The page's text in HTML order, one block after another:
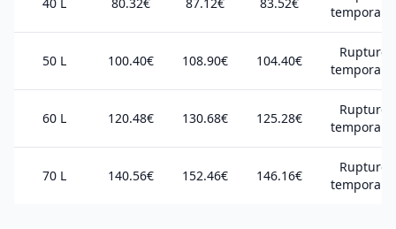
temporaire
50 L 100.40€ 108.90€ 104.40€
Rupture
temporaire
60 L 120.48€ 130.68€ 125.28€
Rupture
temporaire
70 L 140.56€ 152.46€ 146.16€
Rupture
temporaire